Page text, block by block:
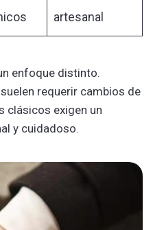
artesanal
enfoque distinto.
requerir cambios de
clásicos exigen un
y cuidadoso.